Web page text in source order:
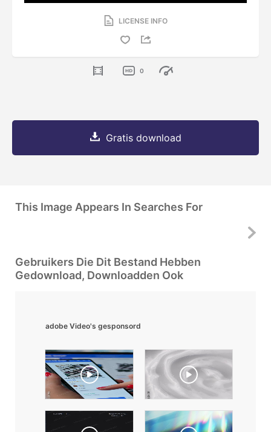
LICENSE INFO
0
Gratis download
This Image Appears In Searches For
Gebruikers Die Dit Bestand Hebben
Gedownload, Downloadden Ook
adobe Video's gesponsord